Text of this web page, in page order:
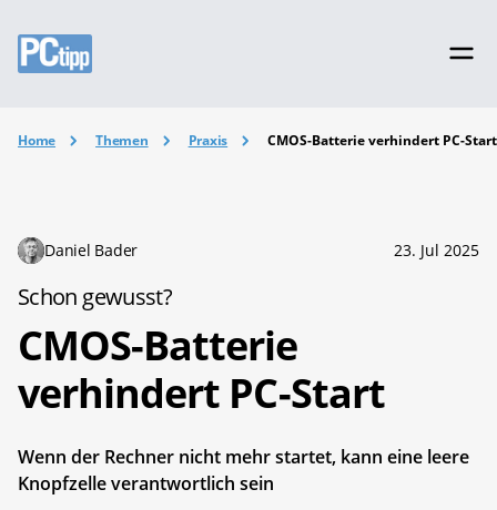
Home Themen Praxis CMOS-Batterie verhindert PC-Start
Daniel Bader 23. Jul 2025
Schon gewusst?
CMOS-Batterie
verhindert PC-Start
Wenn der Rechner nicht mehr startet, kann eine leere
Knopfzelle verantwortlich sein